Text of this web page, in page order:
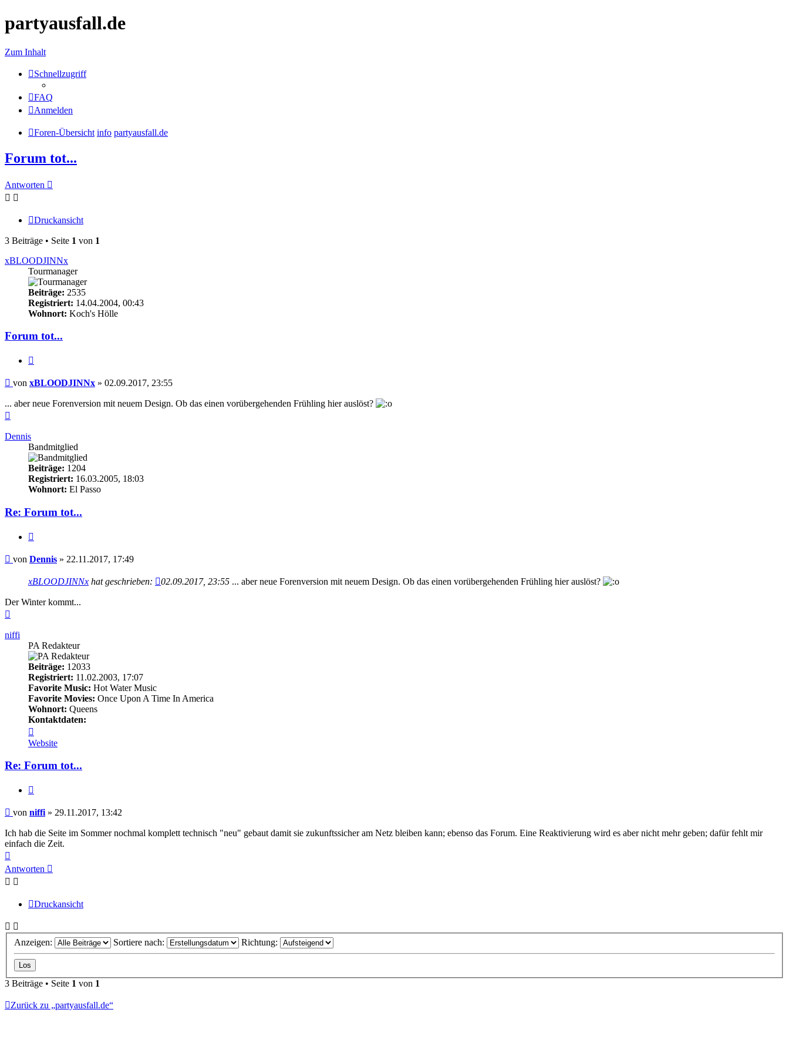
partyausfall.de
Zum Inhalt
Schnellzugriff
FAQ
Anmelden
Foren-Übersicht info partyausfall.de
Forum tot...
Antworten
Druckansicht
3 Beiträge • Seite 1 von 1
xBLOODJINNx
Tourmanager
Beiträge: 2535
Registriert: 14.04.2004, 00:43
Wohnort: Koch's Hölle
Forum tot...
Beitrag
von xBLOODJINNx » 02.09.2017, 23:55
... aber neue Forenversion mit neuem Design. Ob das einen vorübergehenden Frühling hier auslöst?
Dennis
Bandmitglied
Beiträge: 1204
Registriert: 16.03.2005, 18:03
Wohnort: El Passo
Re: Forum tot...
Beitrag
von Dennis » 22.11.2017, 17:49
xBLOODJINNx hat geschrieben: 02.09.2017, 23:55 ... aber neue Forenversion mit neuem Design. Ob das einen vorübergehenden Frühling hier auslöst?
Der Winter kommt...
niffi
PA Redakteur
Beiträge: 12033
Registriert: 11.02.2003, 17:07
Favorite Music: Hot Water Music
Favorite Movies: Once Upon A Time In America
Wohnort: Queens
Kontaktdaten:
von
niffi
Website
Re: Forum tot...
Beitrag
von niffi » 29.11.2017, 13:42
Ich hab die Seite im Sommer nochmal komplett technisch "neu" gebaut damit sie zukunftssicher am Netz bleiben kann; ebenso das Forum. Eine Reaktivierung wird es aber nicht mehr geben; dafür fehlt mir
einfach die Zeit.
oben
Antworten
Druckansicht
Anzeigen: Sortiere nach: Richtung:
3 Beiträge • Seite 1 von 1
Zurück zu „partyausfall.de“